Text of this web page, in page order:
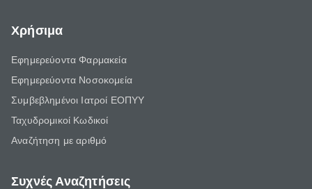
Χρήσιμα
Εφημερεύοντα Φαρμακεία
Εφημερεύοντα Νοσοκομεία
Συμβεβλημένοι Ιατροί ΕΟΠΥΥ
Ταχυδρομικοί Κωδικοί
Αναζήτηση με αριθμό
Συχνές Αναζητήσεις